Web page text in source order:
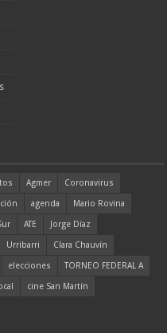
Agmer
Coronavirus
agenda
Mario Rovina
ATE
Jorge Díaz
Urribarri
Clara Chauvín
elecciones
TORNEO FEDERAL A
cine San Martín